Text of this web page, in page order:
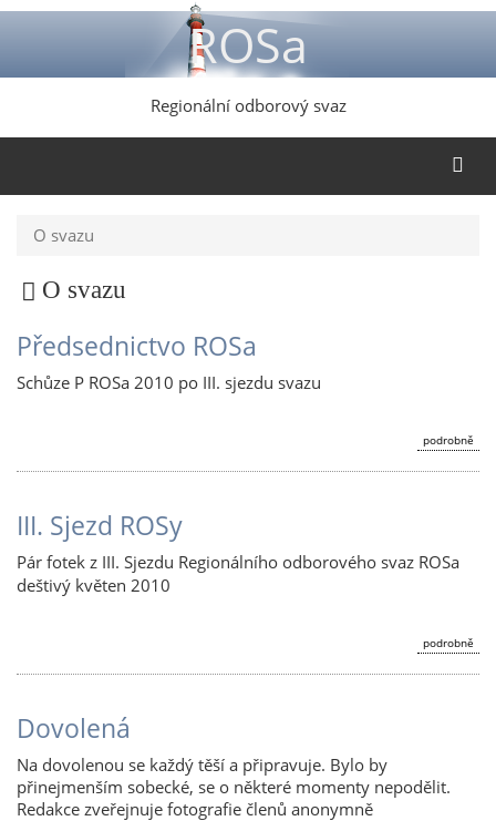
Přejít
obsahu
ROSa
Regionální odborový svaz
O svazu
O svazu
Předsednictvo ROSa
Schůze P ROSa 2010 po III. sjezdu svazu
podrobně
III. Sjezd ROSy
Pár fotek z III. Sjezdu Regionálního odborového svaz ROSa
deštivý květen 2010
podrobně
Dovolená
Na dovolenou se každý těší a připravuje. Bylo by
přinejmenším sobecké, se o některé momenty nepodělit.
Redakce zveřejnuje fotografie členů anonymně